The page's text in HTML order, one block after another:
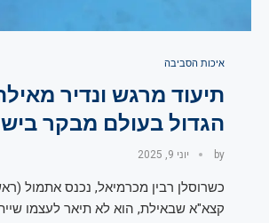
איכות הסביבה
תיעוד מרגש ונדיר
הגדול בעולם מבקר
by יוני 9, 2025
כשרוסלן רבין מכרמיאל, נכנס אתמול
קצא"א שבאילת, הוא לא תיאר לעצמו